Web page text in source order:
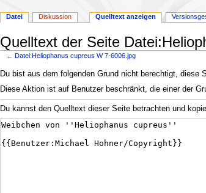
Quelltext der Seite
← Datei:Heliophanus cupreus W 7-6006.jpg
Zur
Navigation
Zur
Suche
Du bist aus dem folgenden Grund nicht berechtigt, diese
Diese Aktion ist auf Benutzer beschränkt, die einer der
Du kannst den Quelltext dieser Seite betrachten und
Datei Diskussion Quelltext anzeigen